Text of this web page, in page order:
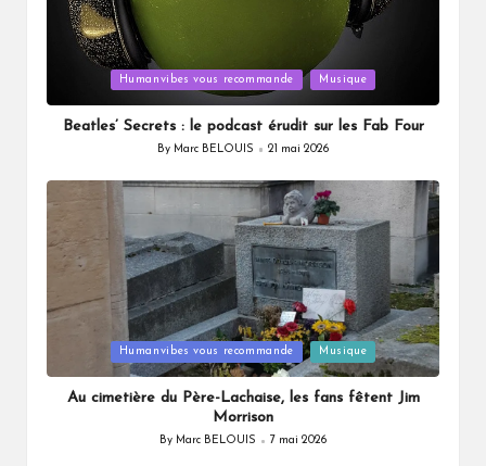
in
Humanvibes vous recommande Musique
Beatles’ Secrets : le podcast érudit sur les Fab Four
Posted
By Marc BELOUIS 21 mai 2026
in
Humanvibes vous recommande Musique
Au cimetière du Père-Lachaise, les fans fêtent Jim
Morrison
Posted
By Marc BELOUIS 7 mai 2026